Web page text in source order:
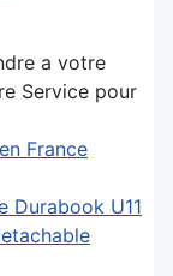
a votre
Service pour
Durabook U11